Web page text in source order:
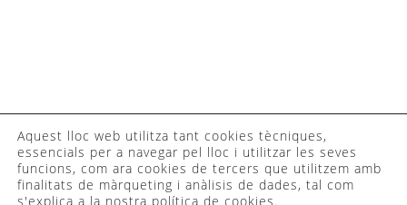
©2023 Camaleo
Coworking
Barcelona •
Contacto•Aviso
Aquest lloc web utilitza tant cookies tècniques,
essencials per a navegar pel lloc i utilitzar les seves
funcions, com ara cookies de tercers que utilitzem amb
finalitats de màrqueting i anàlisis de dades, tal com
s'explica a la nostra política de cookies.